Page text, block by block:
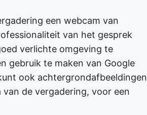
een webcam van
van het gesprek
verlichte omgeving te
gebruik te maken van Google
ook achtergrondafbeeldingen
de vergadering, voor een